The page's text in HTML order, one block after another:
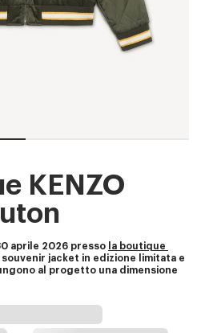
KENZO
aprile 2026 presso
la boutique
souvenir jacket in edizione limitata e
al progetto una dimensione